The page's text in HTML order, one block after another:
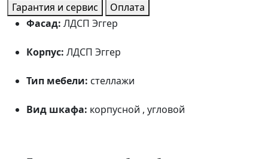
Гарантия и сервис
Оплата
Фасад: ЛДСП Эггер
Корпус: ЛДСП Эггер
Тип мебели: стеллажи
Вид шкафа: корпусной , угловой